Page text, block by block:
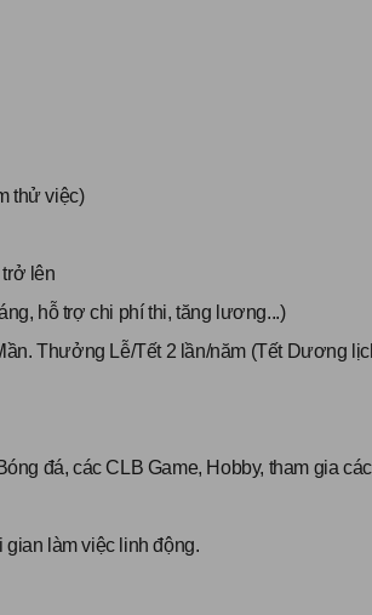
thử việc)
lên
hỗ trợ chi phí thi, tăng lương...)
Thưởng Lễ/Tết 2 lần/năm (Tết Dương
đá, các CLB Game, Hobby, tham gia
làm việc linh động.